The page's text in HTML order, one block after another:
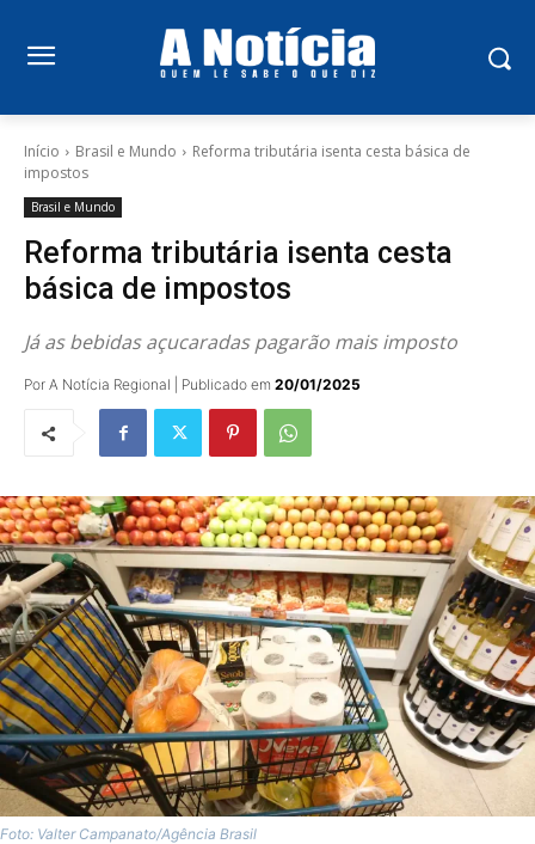
Início Brasil e Mundo
Reforma tributária isenta cesta básica de
impostos
Brasil e Mundo
Reforma tributária isenta cesta
básica de impostos
Já as bebidas açucaradas pagarão mais imposto
Por A Notícia Regional | Publicado em 20/01/2025
Foto: Valter Campanato/Agência Brasil